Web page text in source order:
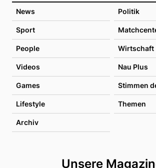
News Politik
Sport
People Wirtschaft
Videos Nau Plus
Games Stimmen
Lifestyle Themen
Archiv
Unsere